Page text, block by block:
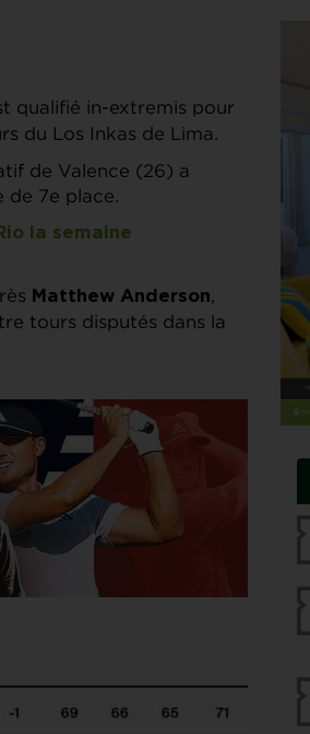
qualifié in-extremis pour
du Los Inkas de Lima.
de Valence (26) a
de 7e place.
la semaine
Matthew Anderson,
tours disputés dans la